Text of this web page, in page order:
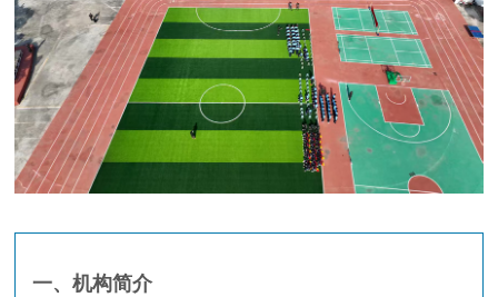
一、机构简介